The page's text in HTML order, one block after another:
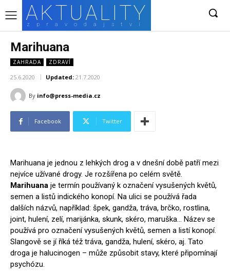
AKTUALITY
zpravodajství
Marihuana
ZAHRADA ZDRAVÍ
25.6.2020 Updated: 21.7.2020
By info@press-media.cz
Facebook Twitter
Marihuana je jednou z lehkých drog a v dnešní době patří mezi
nejvíce užívané drogy. Je rozšířena po celém světě.
Marihuana je termín používaný k označení vysušených květů,
semen a listů indického konopí. Na ulici se používá řada
dalších názvů, například: špek, gandža, tráva, brčko, rostlina,
joint, hulení, zelí, marijánka, skunk, skéro, maruška… Název se
používá pro označení vysušených květů, semen a listí konopí.
Slangově se jí říká též tráva, gandža, hulení, skéro, aj. Tato
droga je halucinogen – může způsobit stavy, které připomínají
psychózu.